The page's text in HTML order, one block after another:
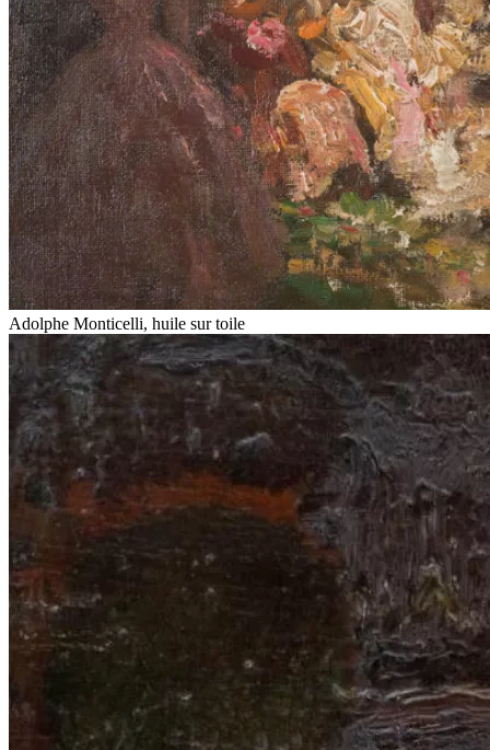
Adolphe Monticelli, huile sur toile